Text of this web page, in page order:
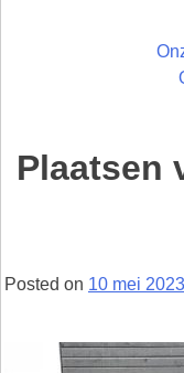
Plaatsen
Posted on 10 mei 2023